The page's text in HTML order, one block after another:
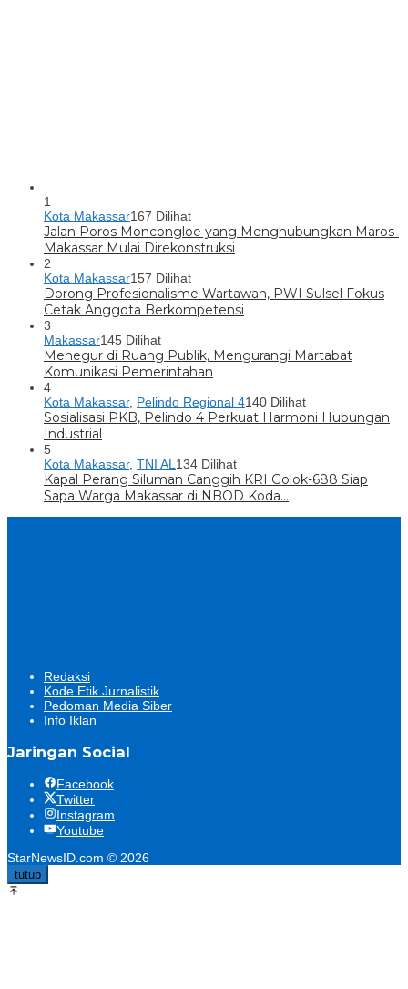
1
Kota Makassar167 Dilihat
Jalan Poros Moncongloe yang Menghubungkan Maros-
Makassar Mulai Direkonstruksi
2
Kota Makassar157 Dilihat
Dorong Profesionalisme Wartawan, PWI Sulsel Fokus
Cetak Anggota Berkompetensi
3
Makassar145 Dilihat
Menegur di Ruang Publik, Mengurangi Martabat
Komunikasi Pemerintahan
4
Kota Makassar, Pelindo Regional 4140 Dilihat
Sosialisasi PKB, Pelindo 4 Perkuat Harmoni Hubungan
Industrial
5
Kota Makassar, TNI AL 134 Dilihat
Kapal Perang Siluman Canggih KRI Golok-688 Siap
Sapa Warga Makassar di NBOD Koda…
Redaksi
Kode Etik Jurnalistik
Pedoman Media Siber
Info Iklan
Jaringan Social
Facebook
Twitter
Instagram
Youtube
StarNewsID.com © 2026
tutup